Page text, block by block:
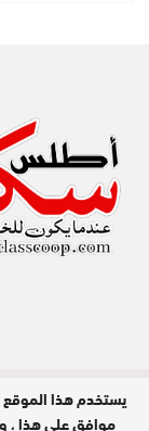
مدير النشر : عبد الله
محفوظة © 2026
يستخدم هذا
موافق على هذا ،